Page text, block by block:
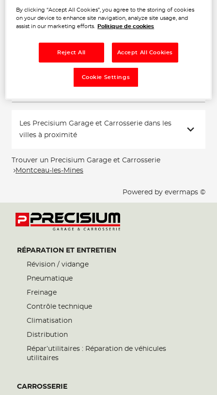
1.43
MONTCEAU
14 Rue de Châtillon
Téléphone
Voir plus
Les Precisium Garage et Carrosserie dans les
villes à proximité
Trouver un Precisium Garage et Carrosserie
Montceau-les-Mines
Powered by evermaps ©
RÉPARATION ET ENTRETIEN
Révision / vidange
Pneumatique
Freinage
Contrôle technique
Climatisation
Distribution
Répar’utilitaires : Réparation de véhicules
utilitaires
CARROSSERIE
By clicking “Accept All Cookies”, you agree to the storing of cookies
on your device to enhance site navigation, analyze site usage, and
assist in our marketing efforts.
Politique de cookies
Reject All Accept All Cookies
Cookie Settings